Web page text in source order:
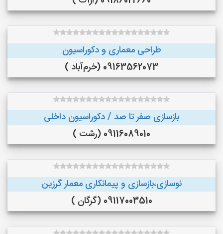
طراحی معماری و دکوراسیون
09163562073 (خرم‌آباد )
بازسازی صفر تا صد / دکوراسیون داخلی
09116089010 (رشت )
نوسازی،بازسازی و پیمانکاری معمار گرزین
09117003510 (گرگان )